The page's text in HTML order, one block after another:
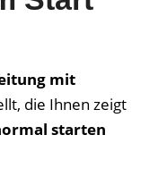
mit
die Ihnen zeigt
starten